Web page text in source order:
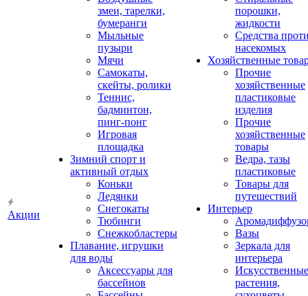
Акции
змеи, тарелки,
бумеранги
Мыльные
пузыри
Мячи
Самокаты,
скейты, ролики
Теннис,
бадминтон,
пинг-понг
Игровая
площадка
Зимний спорт и
активный отдых
Коньки
Ледянки
Снегокаты
Тюбинги
Снежкобластеры
Плавание, игрушки
для воды
Аксессуары для
бассейнов
порошки,
жидкости
Средства
насекомых
Хозяйственные
Прочие
хозяйственные
пластиковые
изделия
Прочие
хозяйственные
товары
Ведра, тазы
пластиковые
Товары для
путешествий
Интерьер
Вазы
Зеркала для
интерьера
Искусственные
растения,